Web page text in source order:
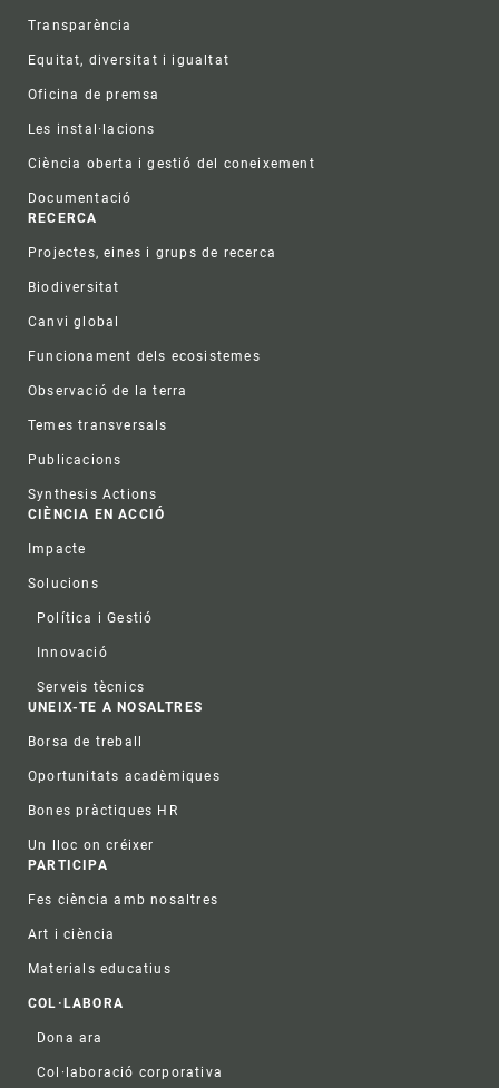
Transparència
Equitat, diversitat i igualtat
Oficina de premsa
Les instal·lacions
Ciència oberta i gestió del coneixement
Documentació
RECERCA
Projectes, eines i grups de recerca
Biodiversitat
Canvi global
Funcionament dels ecosistemes
Observació de la terra
Temes transversals
Publicacions
Synthesis Actions
CIÈNCIA EN ACCIÓ
Impacte
Solucions
Política i Gestió
Innovació
Serveis tècnics
UNEIX-TE A NOSALTRES
Borsa de treball
Oportunitats acadèmiques
Bones pràctiques HR
Un lloc on créixer
PARTICIPA
Fes ciència amb nosaltres
Art i ciència
Materials educatius
COL·LABORA
Dona ara
Col·laboració corporativa